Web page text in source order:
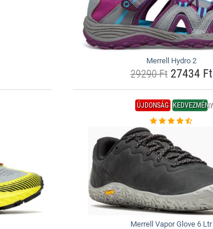
Merrell Hydro 2
29290 Ft27434 Ft
ÚJDONSÁG KEDVEZMÉNY
Merrell Vapor Glove 6 Ltr